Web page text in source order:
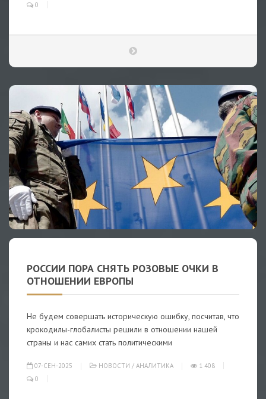
0
РОССИИ ПОРА СНЯТЬ РОЗОВЫЕ ОЧКИ В
ОТНОШЕНИИ ЕВРОПЫ
Не будем совершать историческую ошибку, посчитав, что
крокодилы-глобалисты решили в отношении нашей
страны и нас самих стать политическими
07-СЕН-2025 НОВОСТИ / АНАЛИТИКА
1 408
0